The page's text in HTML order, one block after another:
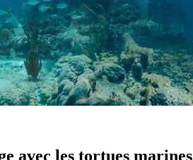
avec les tortues marines